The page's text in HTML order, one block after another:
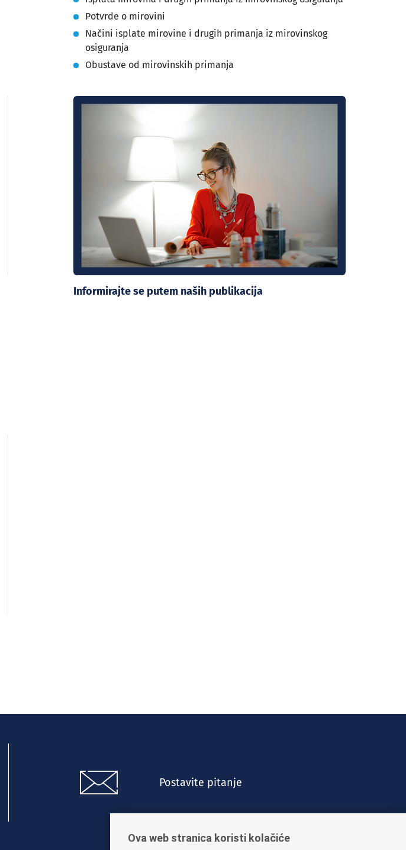
Potvrde o mirovini
Načini isplate mirovine i drugih primanja iz mirovinskog
osiguranja
Obustave od mirovinskih primanja
Informirajte se putem naših publikacija
Postavite pitanje
Ova web stranica koristi kolačiće